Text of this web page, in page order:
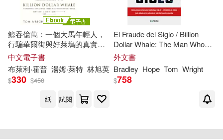
可新加坡店取(5)
可菲律賓店取(5)
(可複選)
適合手機平板閱讀(1)
鯨吞億萬：一個大馬年輕人，
行騙華爾街與好萊塢的真實故
事 (電子書)
中文電子書
布萊利‧霍普 湯姆‧萊特 林旭英
$330 $450
紙
試閱
El Fraude del Siglo / Billion
Dollar Whale: The Man Who
Fooled Wall Street, Hollywood,
and the World
外文書
Bradley Hope Tom Wright
$758